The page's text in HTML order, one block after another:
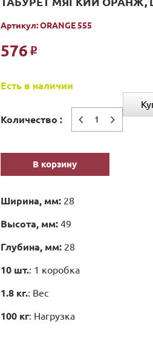
Артикул:ORANGE 555
576 Р
Есть в наличии
Количество :
В корзину
Ширина, мм:28
Высота, мм:49
Глубина, мм:28
10 шт.: 1 коробка
1.8 кг.: Вес
100 кг: Нагрузка